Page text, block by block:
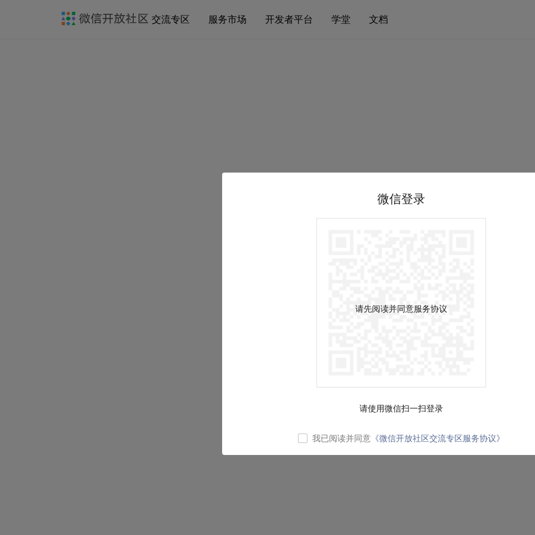
交流专区 服务市场 开发者平台 学堂 文档
微信登录
请先阅读并同意服务协议
请使用微信扫一扫登录
我已阅读并同意 《微信开放社区交流专区服务协议》